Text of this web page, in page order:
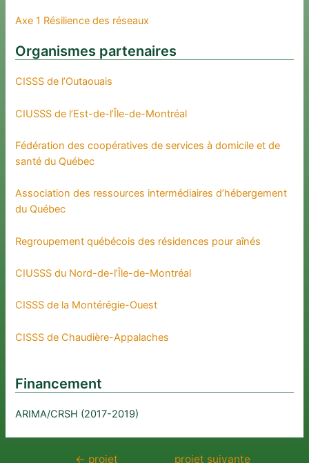
Axe 1 Résilience des réseaux
Organismes partenaires
CISSS de l’Outaouais
CIUSSS de l’Est-de-l’Île-de-Montréal
Fédération des coopératives de services à domicile et de
santé du Québec
Association des ressources intermédiaires d’hébergement
du Québec
Regroupement québécois des résidences pour aînés
CIUSSS du Nord-de-l’Île-de-Montréal
CISSS de la Montérégie-Ouest
CISSS de Chaudière-Appalaches
Financement
ARIMA/CRSH (2017-2019)
Navigation
← projet projet suivante